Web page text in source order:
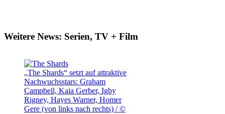
Weitere News: Serien, TV + Film
„The Shards“ setzt auf attraktive
Nachwuchsstars: Graham
Campbell, Kaia Gerber, Igby
Rigney, Hayes Warner, Homer
Gere (von links nach rechts) / ©